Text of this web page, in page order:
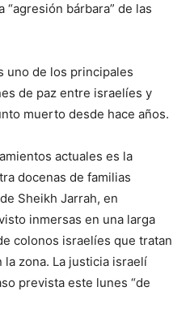
“agresión bárbara” de las
uno de los principales
de paz entre israelíes y
muerto desde hace años.
actuales es la
docenas de familias
Sheikh Jarrah, en
inmersas en una larga
colonos israelíes que tratan
zona. La justicia israelí
prevista este lunes “de